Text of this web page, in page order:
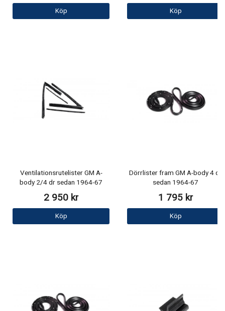
Köp Köp
Ventilationsrutelister GM A-
body 2/4 dr sedan 1964-67
2 950 kr
Köp
Dörrlister fram GM A-body 4 dr
sedan 1964-67
1 795 kr
Köp